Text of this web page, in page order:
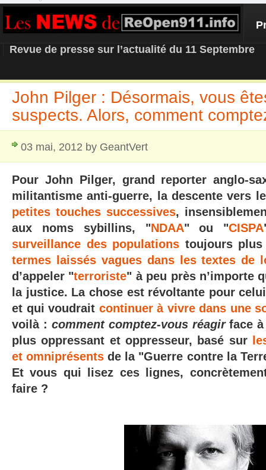
REOPEN911 – NEWS
Revue de presse sur l’actualité du 11 Septembre
John Pilger : Désormais, vous
suspects. Alors, comment
03 mai, 2012 by GeantVert
Pour John Pilger, grand reporter anglo-
militantisme anti-guerre, la descente vers
petites touches successives,
aux noms sybillins, "NDAA" ou "CISPA
surveillance des populations toujours
termes laissés vagues dans les textes de
d’appeler "terroriste" à peu près n’importe
la justice. La chose est révoltante pour
et qui voudrait continuer à vivre dans une
voilà : comment comptez-vous réagirface à
plus oppressant et oppresseur, basé sur
et omniprésents de la "Guerre contre la
Et vous qui lisez ces lignes,
faire ?